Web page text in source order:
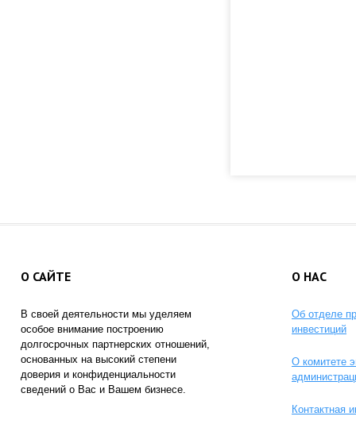
О САЙТЕ
В своей деятельности мы уделяем
особое внимание построению
долгосрочных партнерских отношений,
основанных на высокий степени
доверия и конфиденциальности
сведений о Вас и Вашем бизнесе.
О НАС
Об отделе
инвестиций
О комитете
Контактная